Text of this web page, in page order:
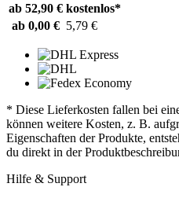
ab 52,90 € kostenlos*
ab 0,00 € 5,79 €
* Diese Lieferkosten fallen bei
können weitere Kosten, z. B.
Eigenschaften der Produkte,
du direkt in der
Hilfe & Support